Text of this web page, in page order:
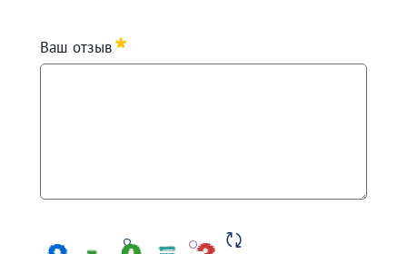
Ваш отзыв